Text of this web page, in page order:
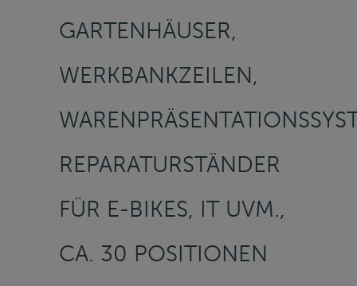
GARTENHÄUSER,
WERKBANKZEILEN,
REPARATURSTÄNDER
FÜR E-BIKES, IT UVM.,
CA. 30 POSITIONEN